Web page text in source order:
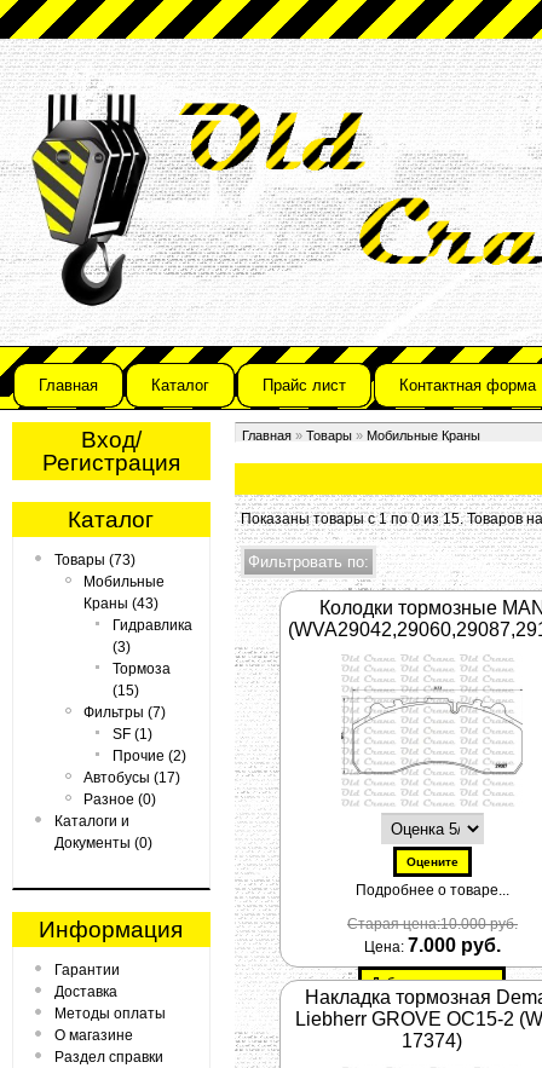
Главная Каталог Прайс лист Контактная форма
Вход/
Регистрация
Каталог
Товары (73)
Мобильные
Краны (43)
Гидравлика
(3)
Тормоза
(15)
Фильтры (7)
SF (1)
Прочие (2)
Автобусы (17)
Разное (0)
Каталоги и
Документы (0)
Информация
Гарантии
Доставка
Методы оплаты
О магазине
Раздел справки
Главная» Товары» Мобильные Краны
Показаны товары с 1 по 0 из 15. Товаров
Колодки тормозные
Подробнее о товаре...
Старая цена:10.000 руб.
Цена: 7.000 руб.
Накладка тормозная
Liebherr GROVE OC15-2
17374)